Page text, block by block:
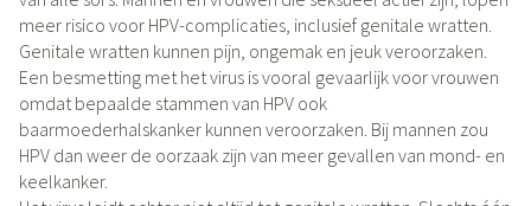
meer risico voor HPV-complicaties, inclusief genitale wratten.
Genitale wratten kunnen pijn, ongemak en jeuk veroorzaken.
Een besmetting met het virus is vooral gevaarlijk voor vrouwen
omdat bepaalde stammen van HPV ook
baarmoederhalskanker kunnen veroorzaken. Bij mannen zou
HPV dan weer de oorzaak zijn van meer gevallen van mond- en
keelkanker.